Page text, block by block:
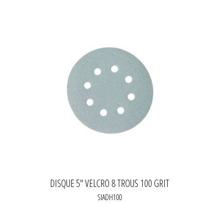
DISQUE 5" VELCRO 8 TROUS 100 GRIT
SIADH100